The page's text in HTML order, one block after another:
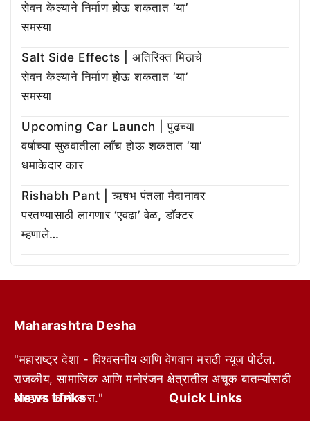
सेवन केल्याने निर्माण होऊ शकतात ‘या’
समस्या
Salt Side Effects | अतिरिक्त मिठाचे
सेवन केल्याने निर्माण होऊ शकतात ‘या’
समस्या
Upcoming Car Launch | पुढच्या
वर्षाच्या सुरुवातीला लाँच होऊ शकतात ‘या’
धमाकेदार कार
Rishabh Pant | ऋषभ पंतला मैदानावर
परतण्यासाठी लागणार ‘एवढा’ वेळ, डॉक्टर
म्हणाले…
Maharashtra Desha
"महाराष्ट्र देशा - विश्वसनीय आणि वेगवान मराठी न्यूज पोर्टल.
राजकीय, सामाजिक आणि मनोरंजन क्षेत्रातील अचूक बातम्यांसाठी
आम्हाला फॉलो करा."
News Links Quick Links